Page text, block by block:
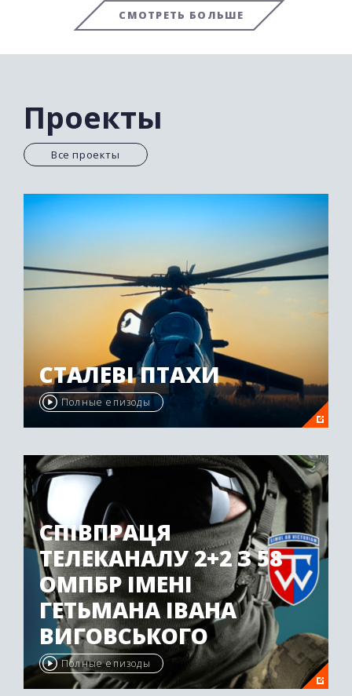
СМОТРЕТЬ БОЛЬШЕ
Проекты
Все проекты
СТАЛЕВІ ПТАХИ
Полные епизоды
СПІВПРАЦЯ
ТЕЛЕКАНАЛУ 2+2 З 58
ОМПБР ІМЕНІ
ГЕТЬМАНА ІВАНА
ВИГОВСЬКОГО
Полные епизоды